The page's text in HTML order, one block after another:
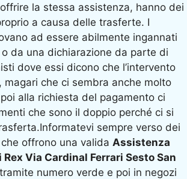
la stessa assistenza, hanno dei
a causa delle trasferte. I
ad essere abilmente ingannati
da una dichiarazione da parte di
dove essi dicono che l’intervento
magari che ci sembra anche molto
alla richiesta del pagamento ci
che sono il doppio perché ci si
sempre verso dei
offrono una valida Assistenza
Via Cardinal Ferrari Sesto San
numero verde e poi in negozi